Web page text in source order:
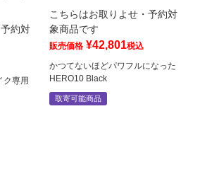
約対
ク専用
こちらはお取りよせ・予約対
象商品です
販売価格 ¥42,801税込
かつてないほどパワフルになった
HERO10 Black
取寄可能商品